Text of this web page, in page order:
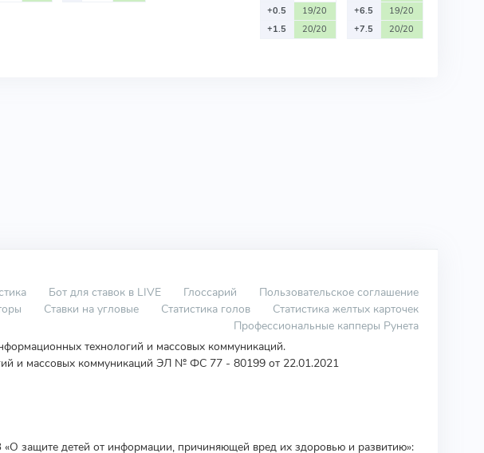
+0.5
19/20
+1.5
20/20
+6.5
19/20
+7.5
20/20
Бот для ставок в LIVE Глоссарий
Пользовательское соглашение
Ставки на угловые Статистика голов
Статистика желтых карточек
Профессиональные капперы Рунета
технологий и массовых коммуникаций.
и массовых коммуникаций ЭЛ № ФС 77 - 80199 от 22.01.2021
защите детей от информации, причиняющей вред их здоровью и развитию»: